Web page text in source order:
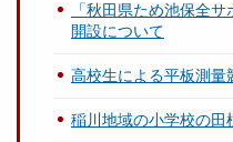
「秋田県ため池保全
開設について
高校生による平板測量
稲川地域の小学校の田